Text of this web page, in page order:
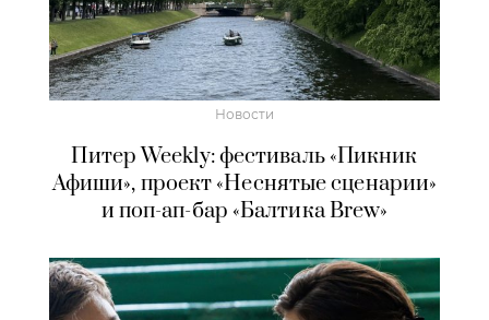
Новости
Питер Weekly: фестиваль «Пикник
Афиши», проект «Неснятые сценарии»
и поп-ап-бар «Балтика Brew»